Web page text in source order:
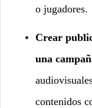
o jugadores.
Crear
una
contenidos